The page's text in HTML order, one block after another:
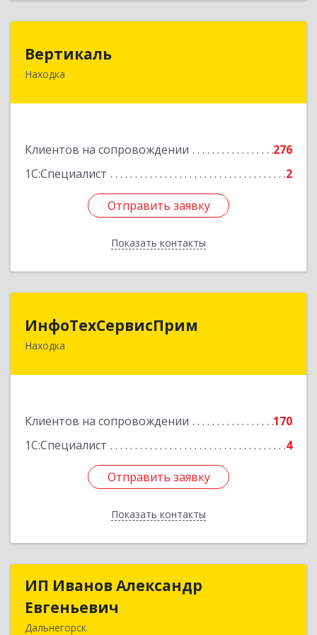
Вертикаль
Находка
Клиентов на сопровождении
276
1С:Специалист
2
Отправить заявку
Показать контакты
Отправить заявку
Назад
ИнфоТехСервисПрим
Находка
Клиентов на сопровождении
170
1С:Специалист
4
Отправить заявку
Показать контакты
Отправить заявку
Назад
ИП Иванов Александр
Евгеньевич
Дальнегорск
ИП Иванов Александр